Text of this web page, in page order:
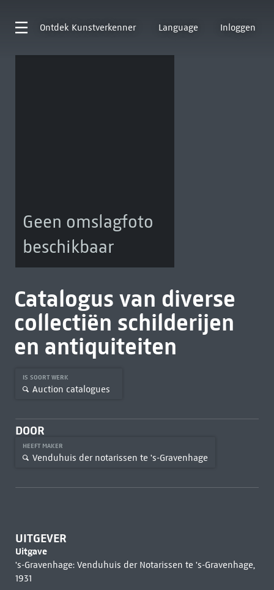
Ontdek Kunstverkenner Language Inloggen
Geen omslagfoto
beschikbaar
Catalogus van diverse
collectiën schilderijen
en antiquiteiten
IS SOORT WERK
Auction catalogues
DOOR
HEEFT MAKER
Venduhuis der notarissen te 's-Gravenhage
UITGEVER
Uitgave
's-Gravenhage: Venduhuis der Notarissen te 's-Gravenhage,
1931